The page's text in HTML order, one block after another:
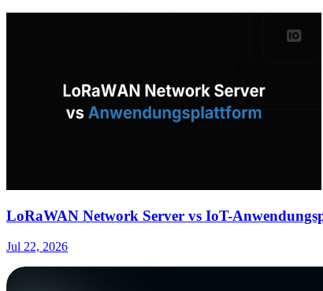
LoRaWAN Network Server vs IoT-
Jul 22, 2026